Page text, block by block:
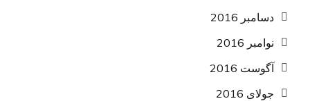
دسامبر 2016
نوامبر 2016
آگوست 2016
جولای 2016